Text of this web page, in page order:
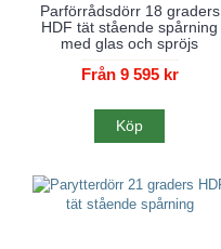
Parförrådsdörr 18 graders
HDF tät stående spårning
med glas och spröjs
Från 9 595 kr
Köp